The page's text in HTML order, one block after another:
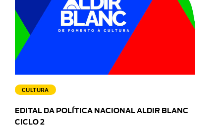
CULTURA
EDITAL DA POLÍTICA NACIONAL ALDIR BLANC
CICLO 2